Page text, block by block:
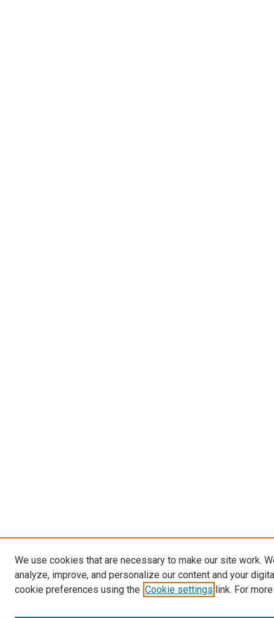
We use cookies that are necessary to make our site work.
analyze, improve, and personalize our content and your
cookie preferences using the Cookie settings link. For